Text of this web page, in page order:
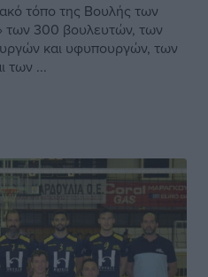
τόπο της Βουλής των
των 300 βουλευτών, των
και υφυπουργών, των
των ...